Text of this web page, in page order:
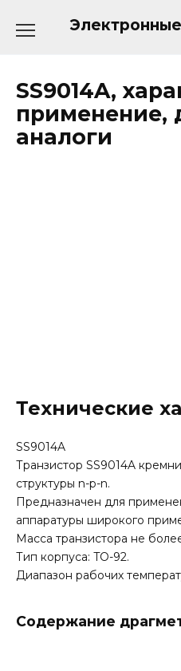
содержанию
SS9014A,
применение,
аналоги
Технические
SS9014A
Транзистор SS9014A
структуры n-p-n.
Предназначен для
аппаратуры широкого
Масса транзистора не
Тип корпуса: TO-92.
Диапазон рабочих
Содержание